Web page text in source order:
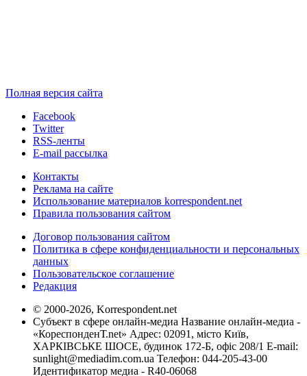
Полная версия сайта
Facebook
Twitter
RSS-ленты
E-mail рассылка
Контакты
Реклама на сайте
Использование материалов korrespondent.net
Правила пользования сайтом
Договор пользования сайтом
Политика в сфере конфиденциальности и персональных
данных
Пользовательское соглашение
Редакция
© 2000-2026, Korrespondent.net
Субъект в сфере онлайн-медиа Название онлайн-медиа -
«КореспонденТ.net» Адрес: 02091, місто Київ,
ХАРКІВСЬКЕ ШОСЕ, будинок 172-Б, офіс 208/1 E-mail:
sunlight@mediadim.com.ua Телефон: 044-205-43-00
Идентификатор медиа - R40-06068